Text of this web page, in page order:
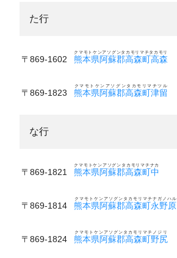
た行
〒869-1602 熊本県阿蘇郡高森町高森
クマモトケンアソグンタカモリマチタカモリ
〒869-1823 熊本県阿蘇郡高森町津留
クマモトケンアソグンタカモリマチツル
な行
〒869-1821 熊本県阿蘇郡高森町中
クマモトケンアソグンタカモリマチナカ
〒869-1814 熊本県阿蘇郡高森町永野原
クマモトケンアソグンタカモリマチナガノハル
〒869-1824 熊本県阿蘇郡高森町野尻
クマモトケンアソグンタカモリマチノジリ